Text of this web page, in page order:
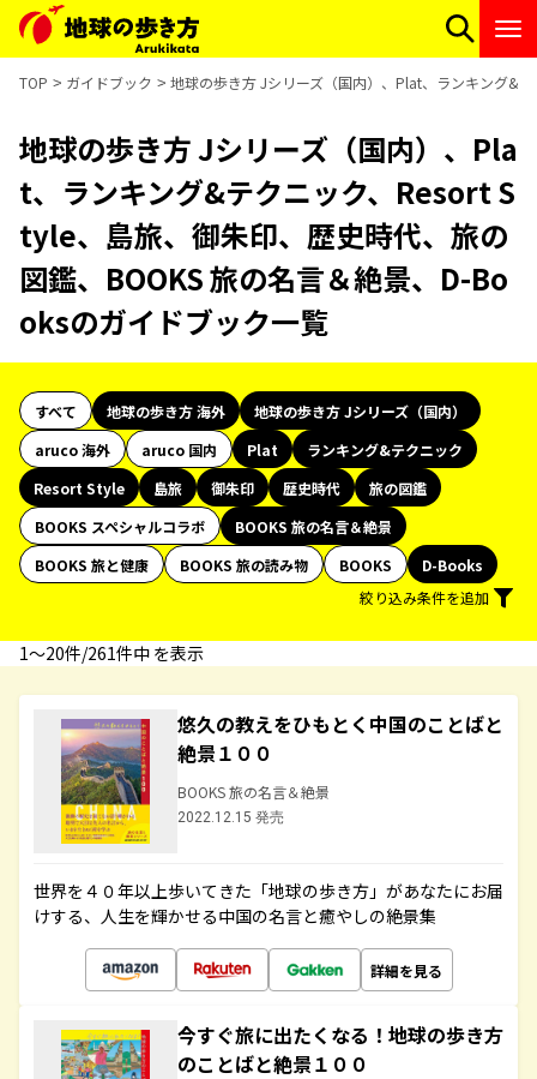
TOP ガイドブック 地球の歩き方 Jシリーズ（国内）、Plat、ランキング&
地球の歩き方 Jシリーズ（国内）、Pla
t、ランキング&テクニック、Resort S
tyle、島旅、御朱印、歴史時代、旅の
図鑑、BOOKS 旅の名言＆絶景、D-Bo
oksのガイドブック一覧
すべて 地球の歩き方 海外
地球の歩き方 Jシリーズ（国内）
aruco 海外
aruco 国内 Plat
ランキング&テクニック
Resort Style
島旅 御朱印 歴史時代
旅の図鑑
BOOKS スペシャルコラボ
BOOKS 旅の名言＆絶景
BOOKS 旅と健康
BOOKS 旅の読み物 BOOKS
D-Books
絞り込み条件を追加
1〜20件/261件中 を表示
悠久の教えをひもとく中国のことばと
絶景１００
BOOKS 旅の名言＆絶景
2022.12.15 発売
世界を４０年以上歩いてきた「地球の歩き方」があなたにお届
けする、人生を輝かせる中国の名言と癒やしの絶景集
詳細を見る
今すぐ旅に出たくなる！地球の歩き方
のことばと絶景１００